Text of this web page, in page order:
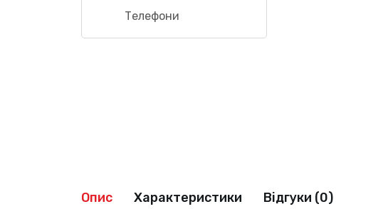
Телефони
Опис Характеристики Відгуки (0)